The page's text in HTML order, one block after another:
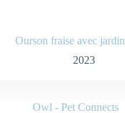
Ourson fraise avec jardin
2023